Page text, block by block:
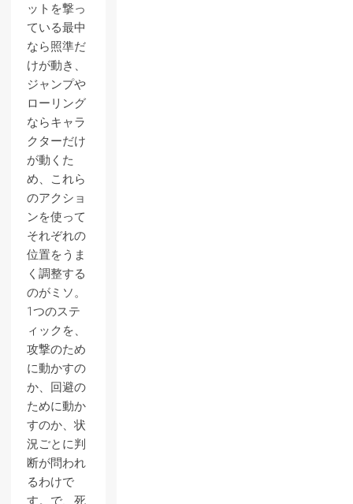
ットを撃っ
ている最中
なら照準だ
けが動き、
ジャンプや
ローリング
ならキャラ
クターだけ
が動くた
め、これら
のアクショ
ンを使って
それぞれの
位置をうま
く調整する
のがミソ。
1つのステ
ィックを、
攻撃のため
に動かすの
か、回避の
ために動か
すのか、状
況ごとに判
断が問われ
るわけで
す。で、死